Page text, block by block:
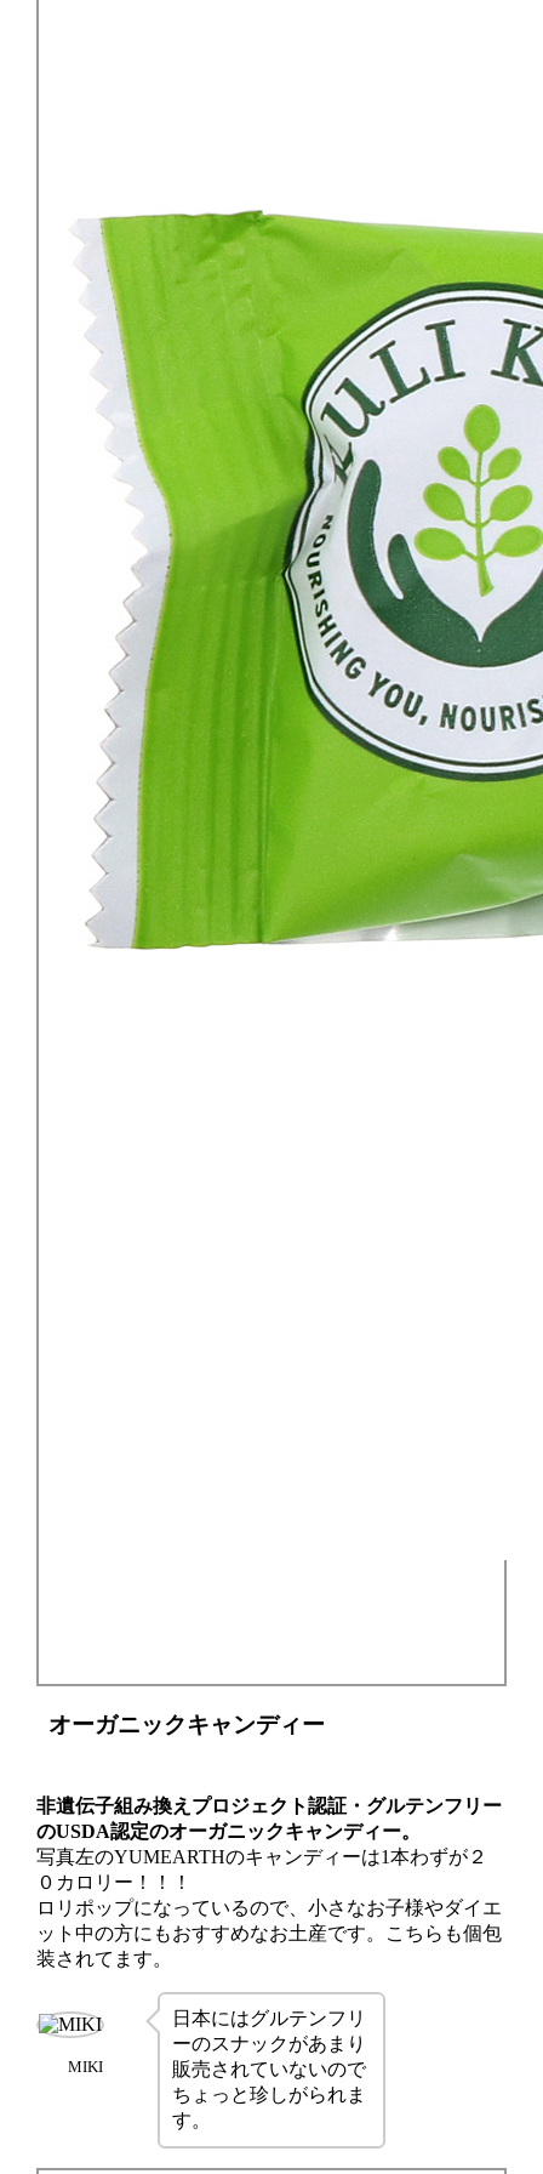
オーガニックキャンディー
非遺伝子組み換えプロジェクト認証・グルテンフリー
のUSDA認定のオーガニックキャンディー。
写真左のYUMEARTHのキャンディーは1本わずが２
０カロリー！！！
ロリポップになっているので、小さなお子様やダイエ
ット中の方にもおすすめなお土産です。こちらも個包
装されてます。
MIKI
日本にはグルテンフリ
ーのスナックがあまり
販売されていないので
ちょっと珍しがられま
す。